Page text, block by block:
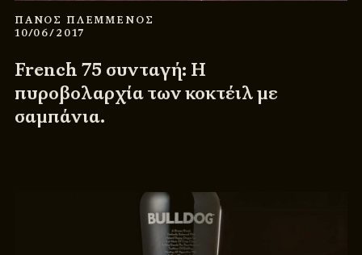
ΠΑΝΟΣ ΠΛΕΜΜΕΝΟΣ
10/06/2017
French 75 συνταγή: Η
πυροβολαρχία των κοκτέιλ με
σαμπάνια.